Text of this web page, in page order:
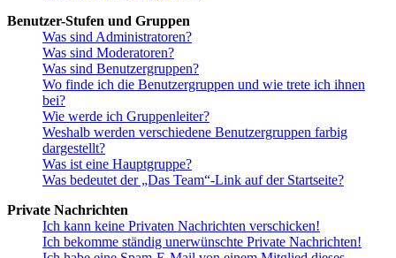
Benutzer-Stufen und Gruppen
Was sind Administratoren?
Was sind Moderatoren?
Was sind Benutzergruppen?
Wo finde ich die Benutzergruppen und wie trete ich ihnen
bei?
Wie werde ich Gruppenleiter?
Weshalb werden verschiedene Benutzergruppen farbig
dargestellt?
Was ist eine Hauptgruppe?
Was bedeutet der „Das Team“-Link auf der Startseite?
Private Nachrichten
Ich kann keine Privaten Nachrichten verschicken!
Ich bekomme ständig unerwünschte Private Nachrichten!